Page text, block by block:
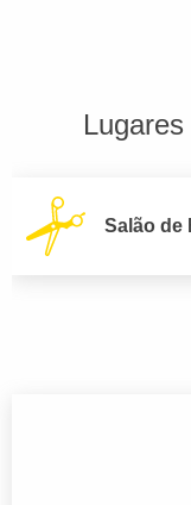
Salão de